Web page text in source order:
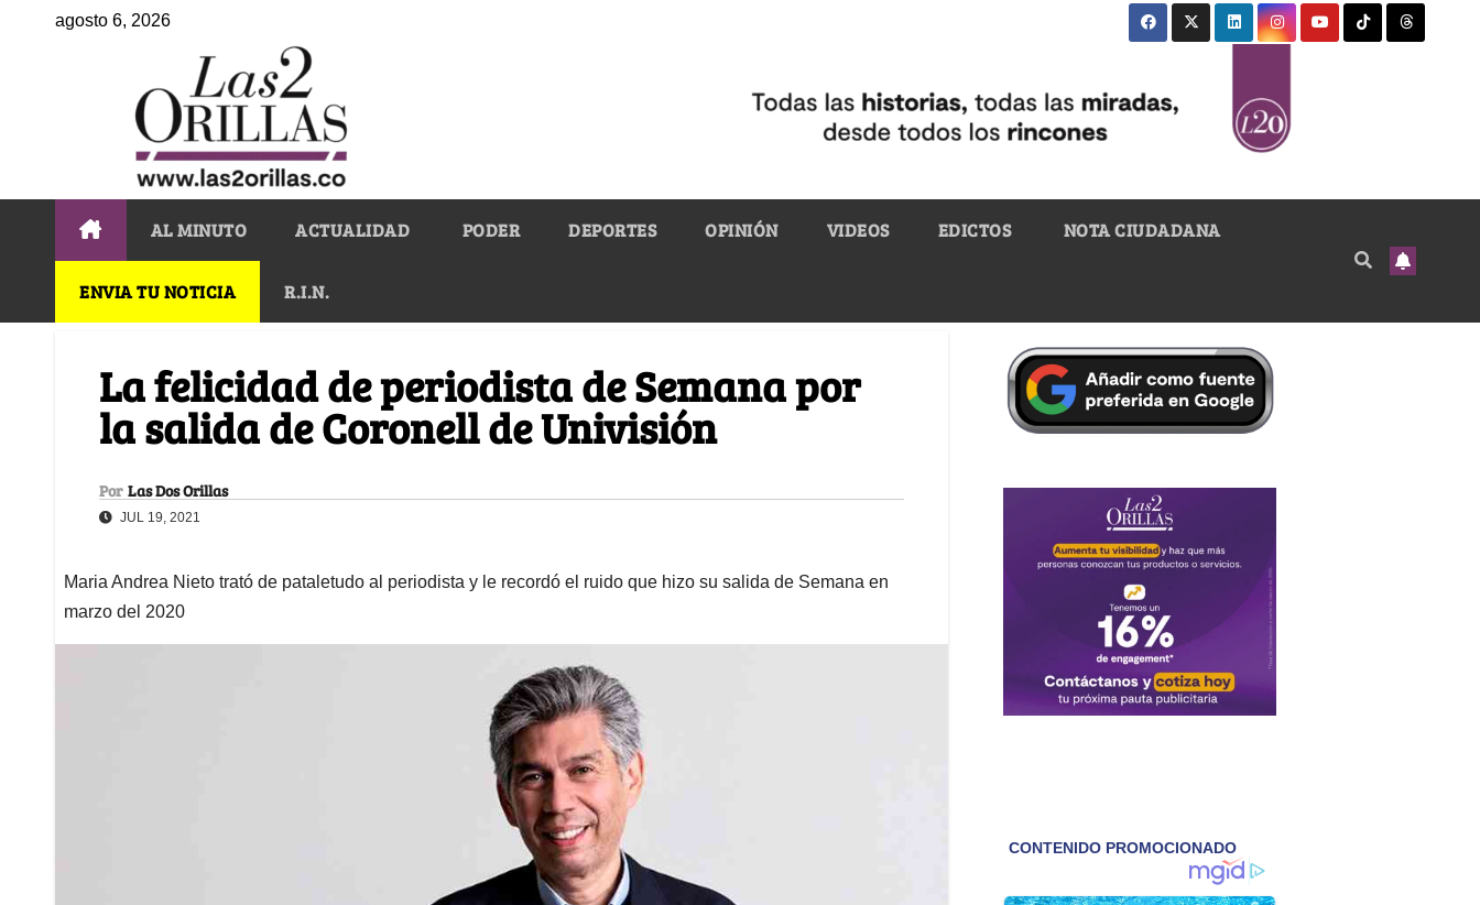
agosto 6, 2026
AL MINUTO ACTUALIDAD PODER DEPORTES OPINIÓN VIDEOS EDICTOS NOTA CIUDADANA
ENVIA TU NOTICIA R.I.N.
La felicidad de periodista de Semana por
la salida de Coronell de Univisión
Por Las Dos Orillas
JUL 19, 2021
Maria Andrea Nieto trató de pataletudo al periodista y le recordó el ruido que hizo su salida de Semana en
marzo del 2020